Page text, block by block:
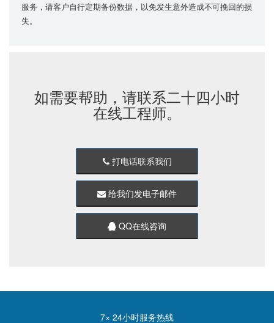
服务，请客户自行定期备份数据，以免发生意外造成不可挽回的损
失。
如需要帮助，请联系二十四小时
在线工程师。
打电话联系我们
给我们发电子邮件
QQ在线咨询
7× 24小时服务热线